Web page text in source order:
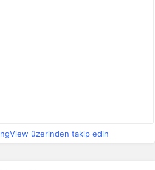
üzerinden takip edin